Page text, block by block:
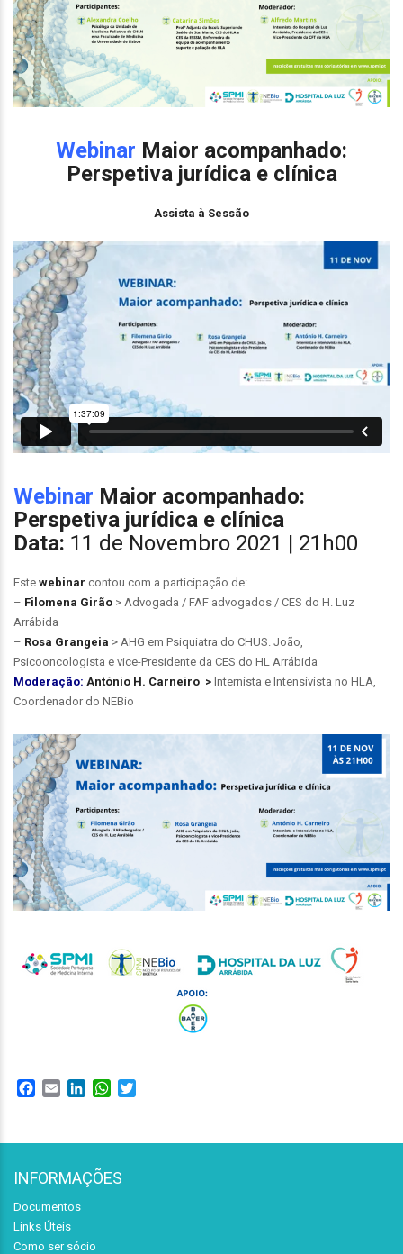
Webinar Maior acompanhado:
Perspetiva jurídica e clínica
Assista à Sessão
Webinar Maior acompanhado:
Perspetiva jurídica e clínica
Data: 11 de Novembro 2021 | 21h00
Este webinar contou com a participação de:
– Filomena Girão > Advogada / FAF advogados / CES do H. Luz
Arrábida
– Rosa Grangeia > AHG em Psiquiatra do CHUS. João,
Psicooncologista e vice-Presidente da CES do HL Arrábida
Moderação: António H. Carneiro > Internista e Intensivista no HLA,
Coordenador do NEBio
Facebook
Email LinkedInWhatsApp
INFORMAÇÕES
Documentos
Links Úteis
Como ser sócio